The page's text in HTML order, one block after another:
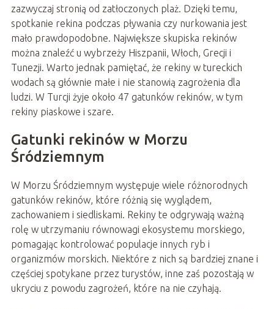
zazwyczaj stronią od zatłoczonych plaż. Dzięki temu,
spotkanie rekina podczas pływania czy nurkowania jest
mało prawdopodobne. Największe skupiska rekinów
można znaleźć u wybrzeży Hiszpanii, Włoch, Grecji i
Tunezji. Warto jednak pamiętać, że rekiny w tureckich
wodach są głównie małe i nie stanowią zagrożenia dla
ludzi. W Turcji żyje około 47 gatunków rekinów, w tym
rekiny piaskowe i szare.
Gatunki rekinów w Morzu
Śródziemnym
W Morzu Śródziemnym występuje wiele różnorodnych
gatunków rekinów, które różnią się wyglądem,
zachowaniem i siedliskami. Rekiny te odgrywają ważną
rolę w utrzymaniu równowagi ekosystemu morskiego,
pomagając kontrolować populacje innych ryb i
organizmów morskich. Niektóre z nich są bardziej znane i
częściej spotykane przez turystów, inne zaś pozostają w
ukryciu z powodu zagrożeń, które na nie czyhają.